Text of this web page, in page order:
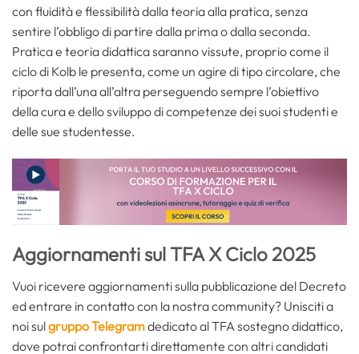
con fluidità e flessibilità dalla teoria alla pratica, senza
sentire l’obbligo di partire dalla prima o dalla seconda.
Pratica e teoria didattica saranno vissute, proprio come il
ciclo di Kolb le presenta, come un agire di tipo circolare, che
riporta dall’una all’altra perseguendo sempre l’obiettivo
della cura e dello sviluppo di competenze dei suoi studenti e
delle sue studentesse.
Aggiornamenti sul TFA X Ciclo 2025
Vuoi ricevere aggiornamenti sulla pubblicazione del Decreto
ed entrare in contatto con la nostra community? Unisciti a
noi sulgruppo Telegramdedicato al TFA sostegno didattico,
dove potrai confrontarti direttamente con altri candidati